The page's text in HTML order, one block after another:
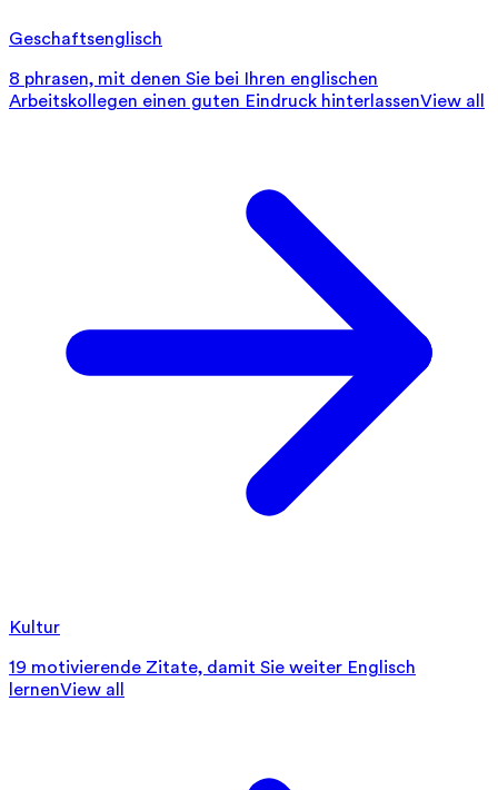
Geschaftsenglisch
8 phrasen, mit denen Sie bei Ihren englischen
Arbeitskollegen einen guten Eindruck hinterlassenView all
Kultur
19 motivierende Zitate, damit Sie weiter Englisch
lernenView all